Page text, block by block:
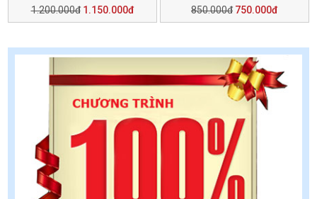
1.200.000đ 1.150.000đ
850.000đ 750.000đ